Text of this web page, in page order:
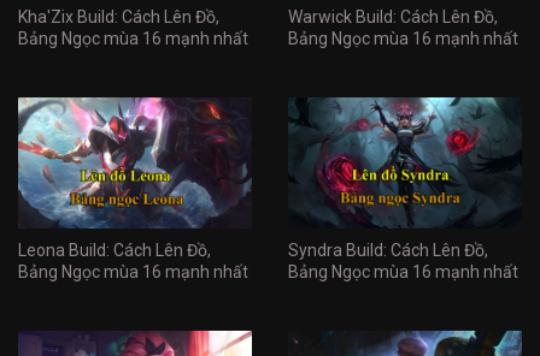
Kha'Zix Build: Cách Lên Đồ,
Bảng Ngọc mùa 16 mạnh nhất
Warwick Build: Cách Lên Đồ,
Bảng Ngọc mùa 16 mạnh nhất
Leona Build: Cách Lên Đồ,
Bảng Ngọc mùa 16 mạnh nhất
Syndra Build: Cách Lên Đồ,
Bảng Ngọc mùa 16 mạnh nhất